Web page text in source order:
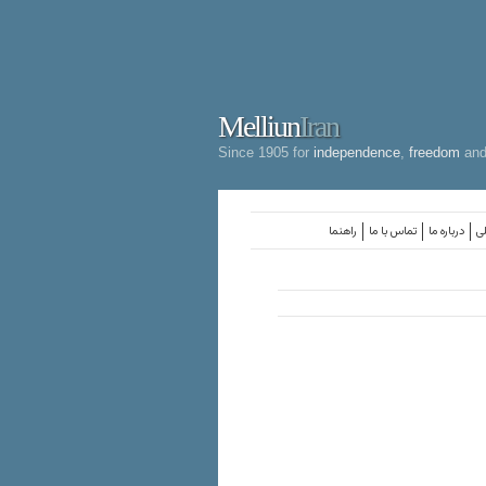
MelliunIran
Since 1905 for independence freedom and
راهنما تماس با ما درباره ما